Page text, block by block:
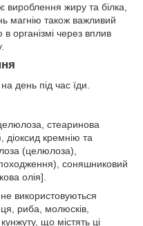
вироблення жиру та білка,
магнію також важливий
організмі через вплив
день під час їди.
стеаринова
кремнію та
(целюлоза),
соняшниковий
олія].
використовуються
риба, молюсків,
що містять ці